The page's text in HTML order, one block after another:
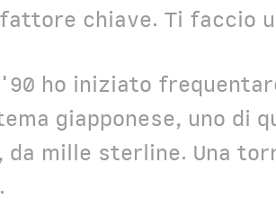
chiave. Ti faccio
ho iniziato
giapponese, uno di
mille sterline. Una